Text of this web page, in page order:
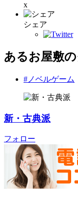
x
シェア
あるお屋敷
#ノベルゲーム
新・古典派
フォロー